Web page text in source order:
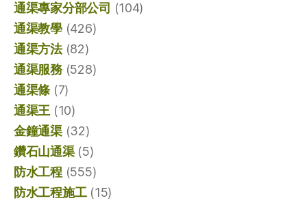
通渠專家分部公司 (104)
通渠教學(426)
通渠方法(82)
通渠服務(528)
通渠條 (7)
通渠王 (10)
金鐘通渠(32)
鑽石山通渠(5)
防水工程(555)
防水工程施工(15)